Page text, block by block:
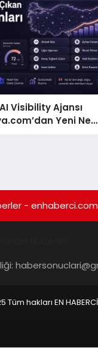
Visibility Ajansı
Yeni Nesil
Modeli
-
hakları EN